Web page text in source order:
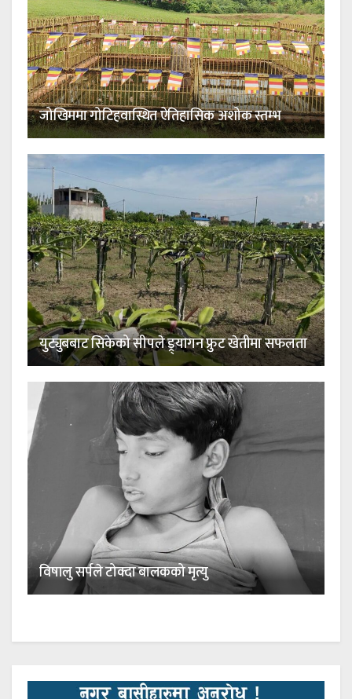
जोखिममा गोटिहवास्थित ऐतिहासिक अशोक स्तम्भ
युट्युबबाट सिकेको सीपले ड्र्यागन फ्रुट खेतीमा सफलता
विषालु सर्पले टोक्दा बालकको मृत्यु